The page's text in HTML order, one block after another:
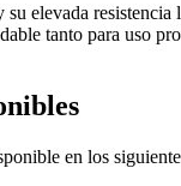
elevada resistencia
tanto para uso
en los